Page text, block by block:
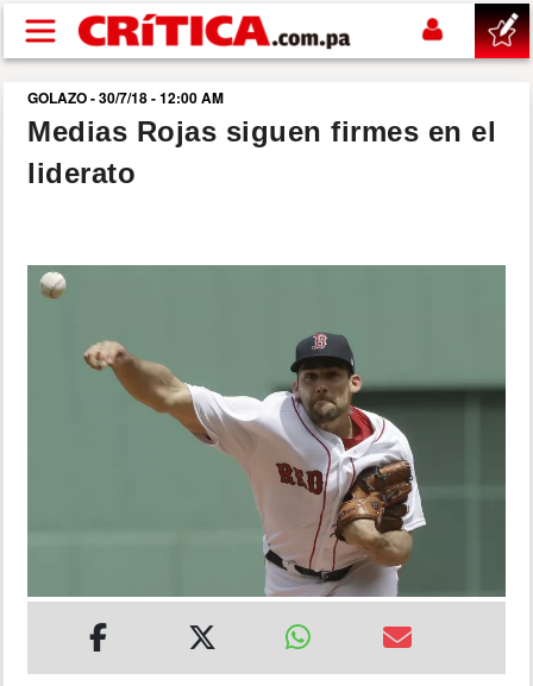
Pasar al contenido principal
buscar
SUCESOS
MULTIMEDIA
GOLAZO - 30/7/18 - 12:00 AM
Medias Rojas siguen firmes en el
liderato